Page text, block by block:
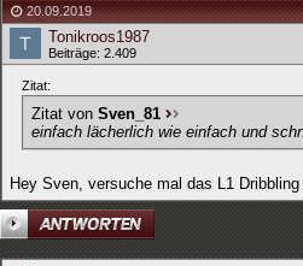
20.09.2019
Tonikroos1987
Beiträge: 2.409
Zitat:
Zitat von Sven_81
einfach lächerlich wie einfach und
Hey Sven, versuche mal das L1